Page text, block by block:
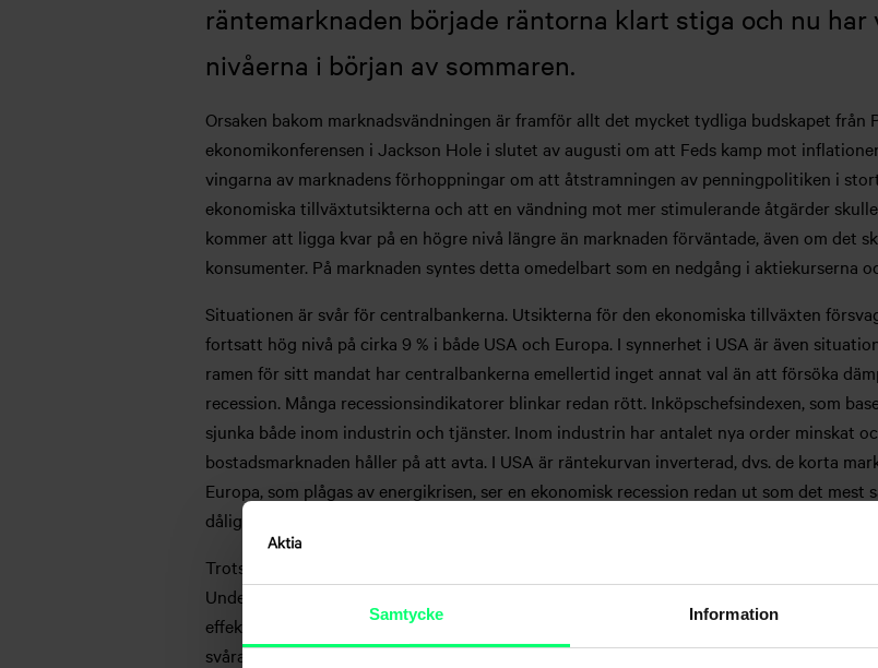
Samtycke Information
räntemarknaden började räntorna klart stiga och nu
nivåerna i början av sommaren.
Orsaken bakom marknadsvändningen är framför allt det mycket tydliga budskapet från
ekonomikonferensen i Jackson Hole i slutet av augusti om att Feds kamp mot
vingarna av marknadens förhoppningar om att åtstramningen av penningpolitiken i
ekonomiska tillväxtutsikterna och att en vändning mot mer stimulerande åtgärder
kommer att ligga kvar på en högre nivå längre än marknaden förväntade, även om det
konsumenter. På marknaden syntes detta omedelbart som en nedgång i aktiekurserna
Situationen är svår för centralbankerna. Utsikterna för den ekonomiska tillväxten
fortsatt hög nivå på cirka 9 % i både USA och Europa. I synnerhet i USA är även
ramen för sitt mandat har centralbankerna emellertid inget annat val än att försöka
recession. Många recessionsindikatorer blinkar redan rött. Inköpschefsindexen, som
sjunka både inom industrin och tjänster. Inom industrin har antalet nya order minskat
bostadsmarknaden håller på att avta. I USA är räntekurvan inverterad, dvs. de korta
Europa, som plågas av energikrisen, ser en ekonomisk recession redan ut som det
dålig som i Europa, men också där är risken för recession mycket påtaglig.
Trots att de ekonomiska indikatorerna har försämrats under hela året har företagen
Under början av året har både omsättningen och resultaten fortsatt att öka i de flesta
effekt på helheten. Under de kommande kvartalen blir jämförelsepunkten allt mer
svårare att upprätthålla tillväxten och överskrida resultatförväntningarna.